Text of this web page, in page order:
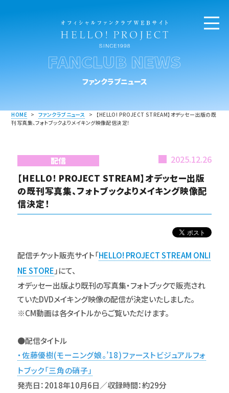
FANCLUB NEWS
ファンクラブニュース
HOME > ファンクラブニュース >
【HELLO! PROJECT STREAM】オデッセー出版の既
刊写真集、フォトブックよりメイキング映像配信決定！
配信 2025.12.26
【HELLO! PROJECT STREAM】オデッセー出版
の既刊写真集、フォトブックよりメイキング映像配
信決定！
配信チケット販売サイト「HELLO! PROJECT STREAM ONLI
NE STORE」にて、
オデッセー出版より既刊の写真集・フォトブックで販売され
ていたDVDメイキング映像の配信が決定いたしました。
※CM動画は各タイトルからご覧いただけます。
●配信タイトル
・佐藤優樹(モーニング娘。’18)ファーストビジュアルフォ
トブック「三角の硝子」
発売日：2018年10月6日／収録時間：約29分